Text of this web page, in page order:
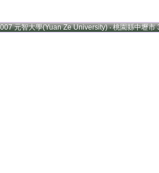
元智大學(Yuan Ze University) ‧ 桃園縣中壢市